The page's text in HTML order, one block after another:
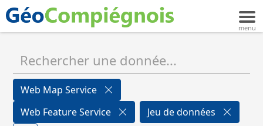
Web Map Service
Web Feature Service
Jeu de données